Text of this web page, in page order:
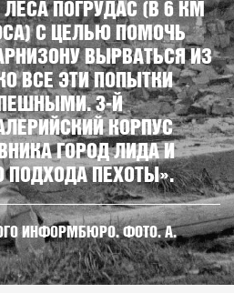
ПОГРУДАС (В 6 КМ
С ЦЕЛЬЮ ПОМОЧЬ
ВЫРВАТЬСЯ ИЗ
ВСЕ ЭТИ ПОПЫТКИ
3-Й
КОРПУС
ГОРОД ЛИДА И
ПОДХОДА ПЕХОТЫ».
ИНФОРМБЮРО. ФОТО. А.